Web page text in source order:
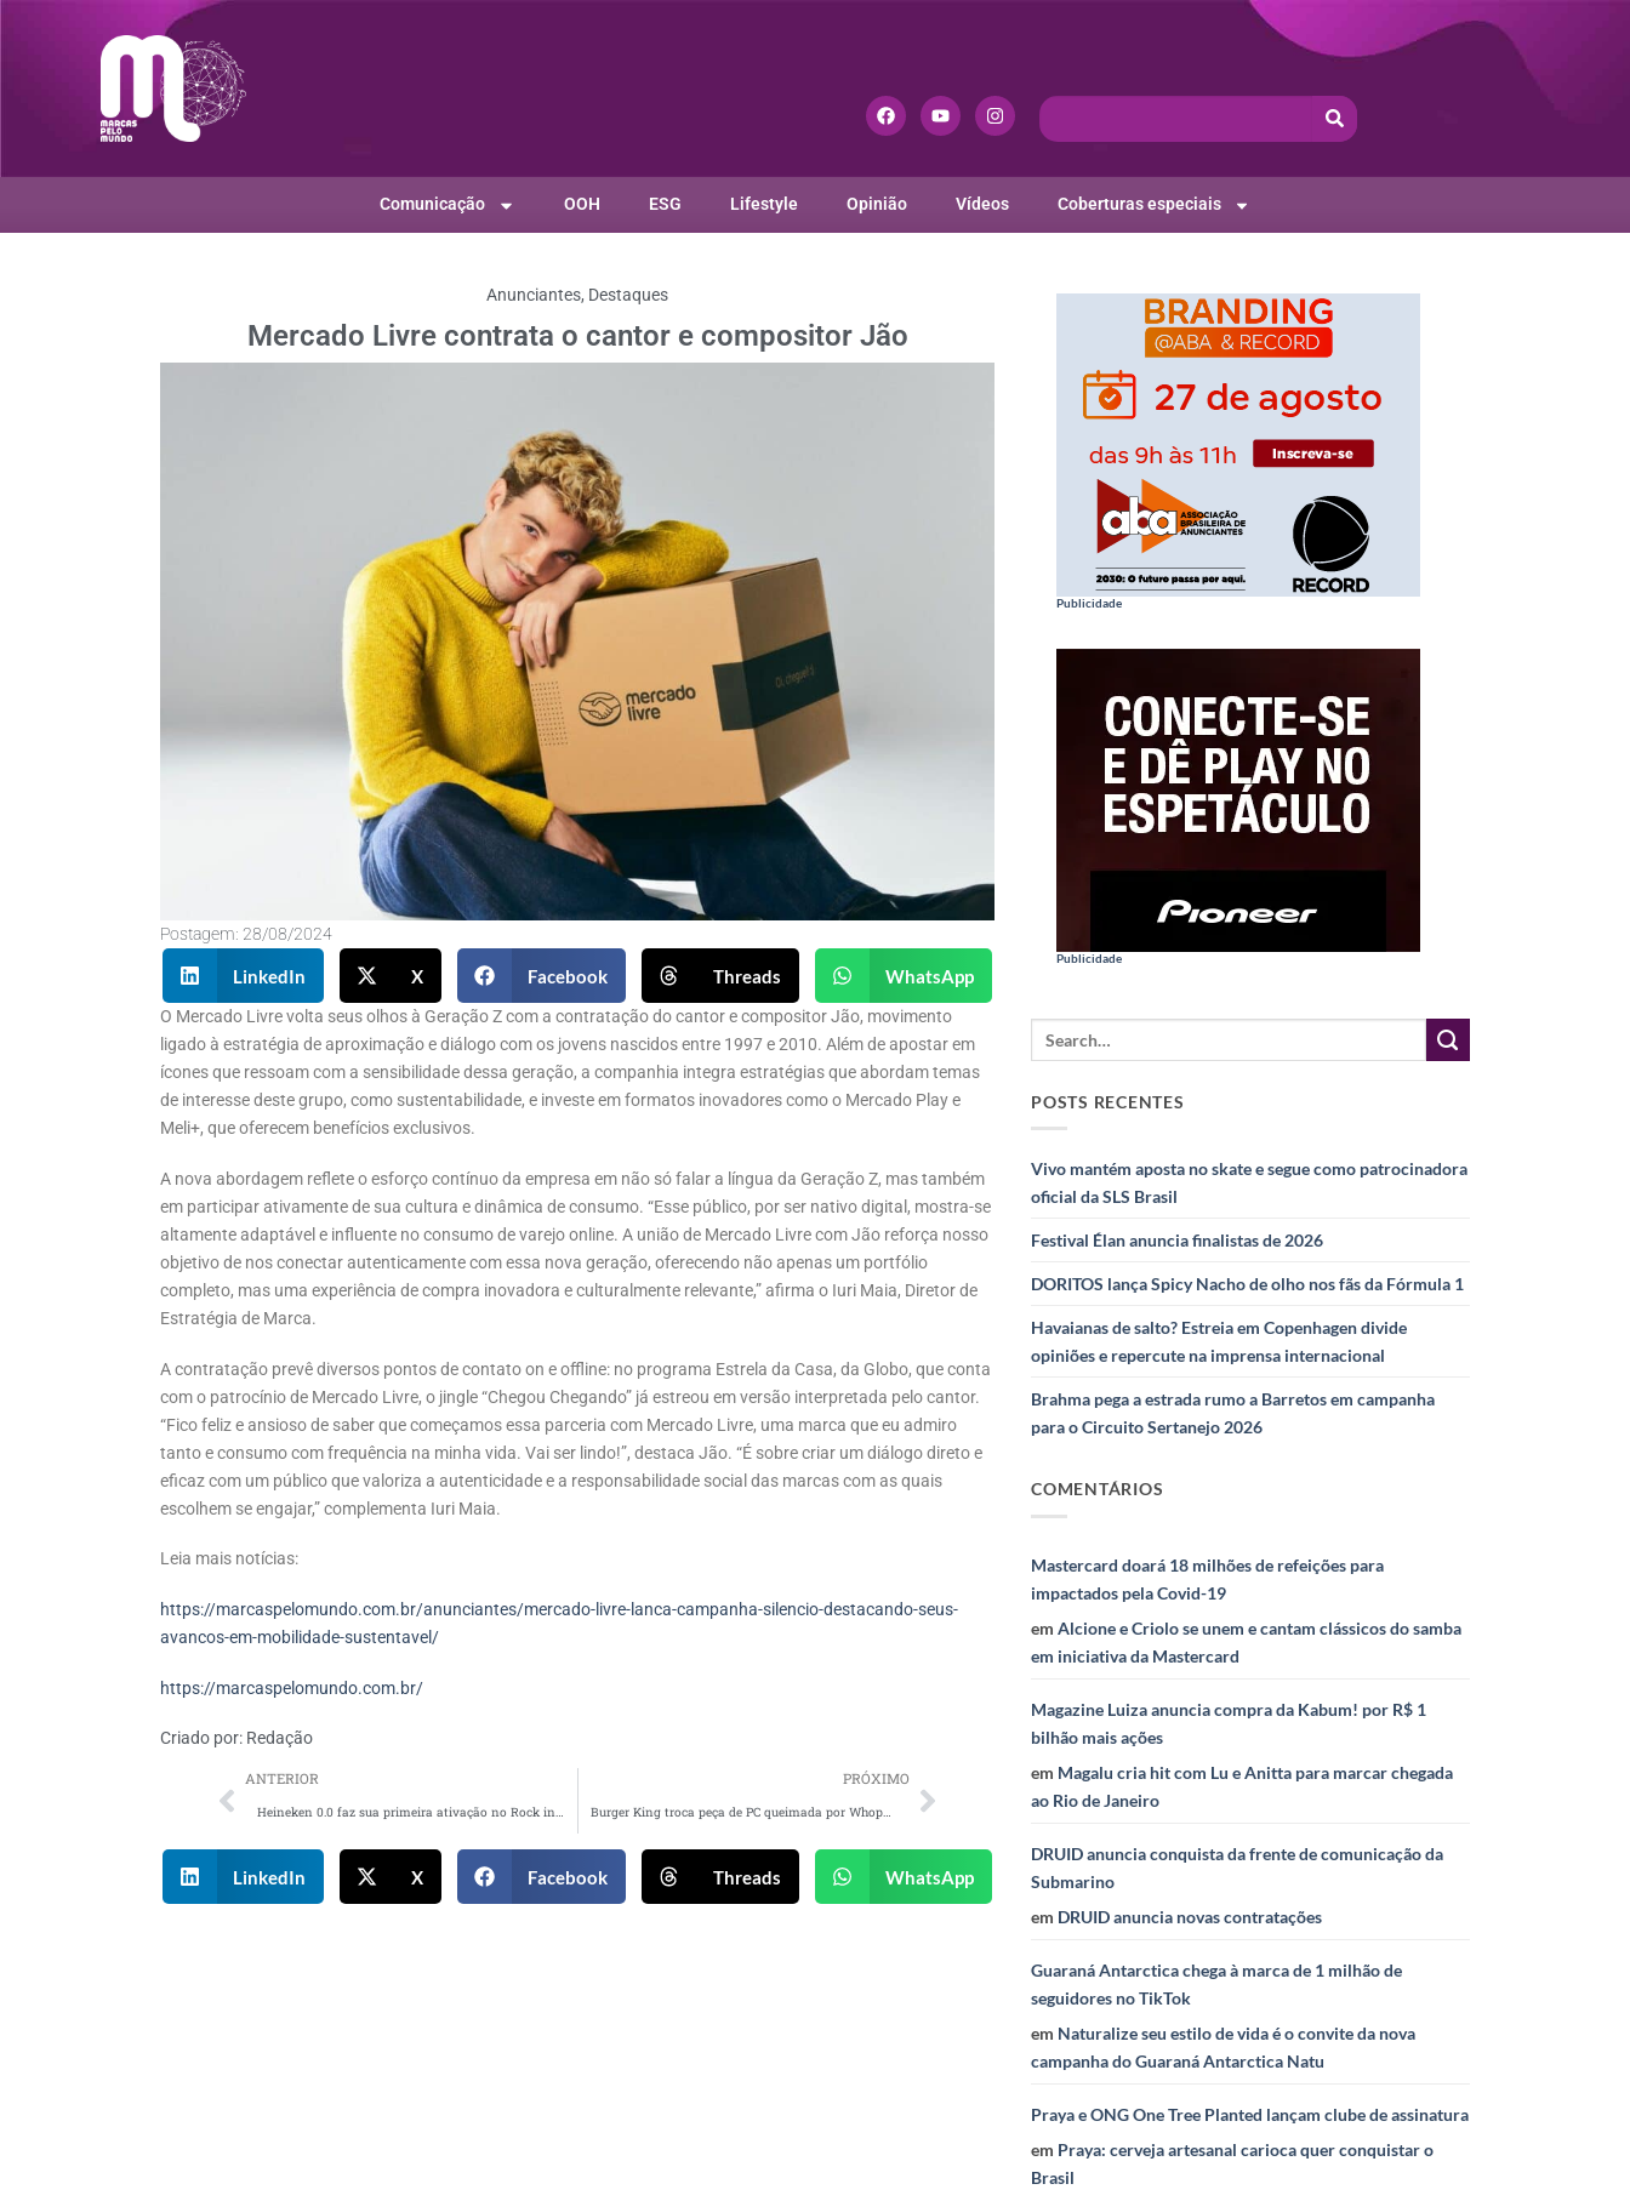
Comunicação OOH ESG Lifestyle Opinião Vídeos Coberturas especiais
Anunciantes, Destaques
Mercado Livre contrata o cantor e compositor Jão
Postagem: 28/08/2024
LinkedIn X Facebook Threads WhatsApp
O Mercado Livre volta seus olhos à Geração Z com a contratação do cantor e compositor Jão, movimento
ligado à estratégia de aproximação e diálogo com os jovens nascidos entre 1997 e 2010. Além de apostar em
ícones que ressoam com a sensibilidade dessa geração, a companhia integra estratégias que abordam temas
de interesse deste grupo, como sustentabilidade, e investe em formatos inovadores como o Mercado Play e
Meli+, que oferecem benefícios exclusivos.
A nova abordagem reflete o esforço contínuo da empresa em não só falar a língua da Geração Z, mas também
em participar ativamente de sua cultura e dinâmica de consumo. “Esse público, por ser nativo digital, mostra-se
altamente adaptável e influente no consumo de varejo online. A união de Mercado Livre com Jão reforça nosso
objetivo de nos conectar autenticamente com essa nova geração, oferecendo não apenas um portfólio
completo, mas uma experiência de compra inovadora e culturalmente relevante,” afirma o Iuri Maia, Diretor de
Estratégia de Marca.
A contratação prevê diversos pontos de contato on e offline: no programa Estrela da Casa, da Globo, que conta
com o patrocínio de Mercado Livre, o jingle “Chegou Chegando” já estreou em versão interpretada pelo cantor.
“Fico feliz e ansioso de saber que começamos essa parceria com Mercado Livre, uma marca que eu admiro
tanto e consumo com frequência na minha vida. Vai ser lindo!”, destaca Jão. “É sobre criar um diálogo direto e
eficaz com um público que valoriza a autenticidade e a responsabilidade social das marcas com as quais
escolhem se engajar,” complementa Iuri Maia.
Leia mais notícias:
https://marcaspelomundo.com.br/anunciantes/mercado-livre-lanca-campanha-silencio-destacando-seus-
avancos-em-mobilidade-sustentavel/
https://marcaspelomundo.com.br/
Criado por: Redação
ANTERIOR
Heineken 0.0 faz sua primeira ativação no Rock in Rio Brasil 2024
PRÓXIMO
Burger King troca peça de PC queimada por Whopper neste Dia do Gamer
LinkedIn X Facebook Threads WhatsApp
Publicidade
Publicidade
POSTS RECENTES
Vivo mantém aposta no skate e segue como patrocinadora
oficial da SLS Brasil
Festival Élan anuncia finalistas de 2026
DORITOS lança Spicy Nacho de olho nos fãs da Fórmula 1
Havaianas de salto? Estreia em Copenhagen divide
opiniões e repercute na imprensa internacional
Brahma pega a estrada rumo a Barretos em campanha
para o Circuito Sertanejo 2026
COMENTÁRIOS
Mastercard doará 18 milhões de refeições para
impactados pela Covid-19
emAlcione e Criolo se unem e cantam clássicos do samba
em iniciativa da Mastercard
Magazine Luiza anuncia compra da Kabum! por R$ 1
bilhão mais ações
em Magalu cria hit com Lu e Anitta para marcar chegada
ao Rio de Janeiro
DRUID anuncia conquista da frente de comunicação da
Submarino
em DRUID anuncia novas contratações
Guaraná Antarctica chega à marca de 1 milhão de
seguidores no TikTok
em Naturalize seu estilo de vida é o convite da nova
campanha do Guaraná Antarctica Natu
Praya e ONG One Tree Planted lançam clube de assinatura
em Praya: cerveja artesanal carioca quer conquistar o
Brasil